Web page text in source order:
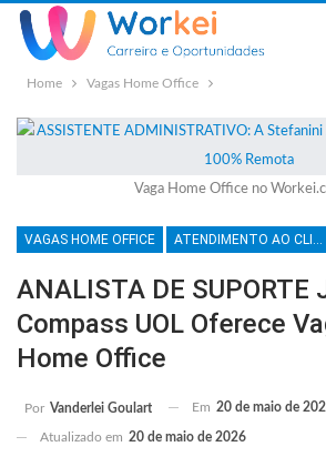
Home Vagas Home Office
Vaga Home Office no
VAGAS HOME OFFICE ATENDIMENTO AO CLIENTE
ANALISTA DE SUPORTE
Compass UOL Oferece
Home Office
Por Vanderlei Goulart Em 20 de maio de
Atualizado em 20 de maio de 2026